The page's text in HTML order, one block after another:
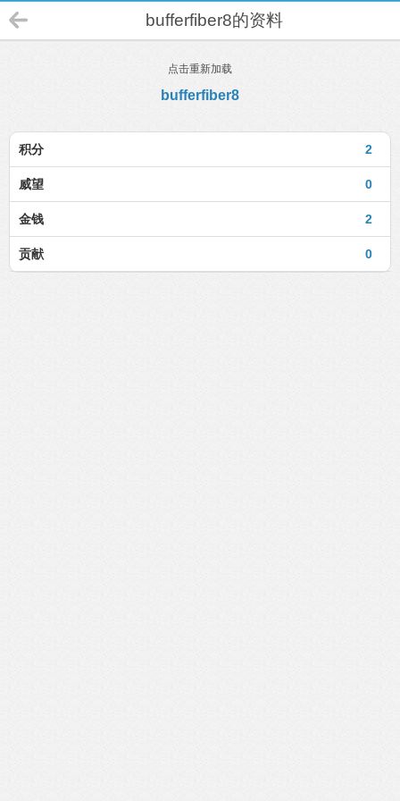
bufferfiber8的资料
点击重新加载
bufferfiber8
2
积分
0
威望
2
金钱
0
贡献